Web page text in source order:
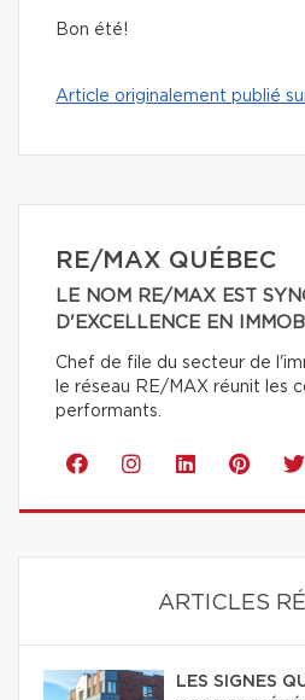
Bon été!
Article originalement publié
RE/MAX QUÉBEC
LE NOM RE/MAX EST
D'EXCELLENCE EN
Chef de file du secteur de
le réseau RE/MAX réunit les
performants.
ARTICLES
LES SIGNES